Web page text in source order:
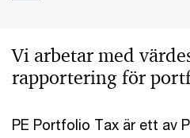
Vi arbetar med
rapportering för
PE Portfolio Tax är ett av